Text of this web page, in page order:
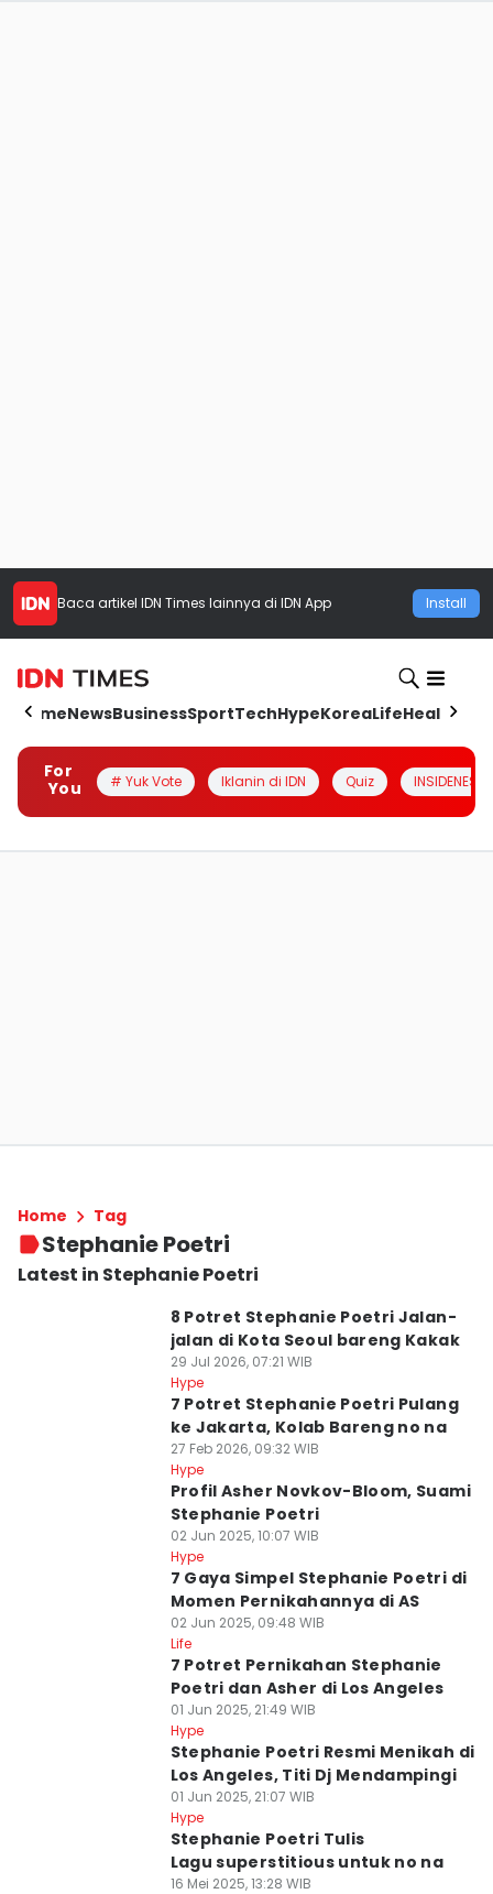
Baca artikel IDN Times lainnya di IDN App Install
HomeNewsBusinessSportTechHypeKoreaLifeHealth
For
You
# Yuk Vote Iklanin di IDN Quiz INSIDENESIA
Home Tag
Stephanie Poetri
Latest in Stephanie Poetri
8 Potret Stephanie Poetri Jalan-
jalan di Kota Seoul bareng Kakak
29 Jul 2026, 07:21 WIB
Hype
7 Potret Stephanie Poetri Pulang
ke Jakarta, Kolab Bareng no na
27 Feb 2026, 09:32 WIB
Hype
Profil Asher Novkov-Bloom, Suami
Stephanie Poetri
02 Jun 2025, 10:07 WIB
Hype
7 Gaya Simpel Stephanie Poetri di
Momen Pernikahannya di AS
02 Jun 2025, 09:48 WIB
Life
7 Potret Pernikahan Stephanie
Poetri dan Asher di Los Angeles
01 Jun 2025, 21:49 WIB
Hype
Stephanie Poetri Resmi Menikah di
Los Angeles, Titi Dj Mendampingi
01 Jun 2025, 21:07 WIB
Hype
Stephanie Poetri Tulis
Lagu superstitious untuk no na
16 Mei 2025, 13:28 WIB